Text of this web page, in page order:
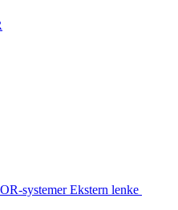
systemerEkstern lenke